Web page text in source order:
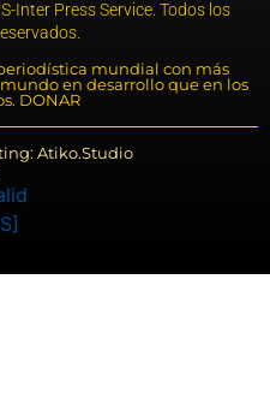
Inter Press Service. Todos los
mundial con más
en desarrollo que en los
DONAR
Atiko.Studio